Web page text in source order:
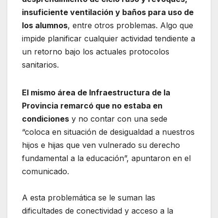
insuficiente ventilación y baños para uso de
los alumnos, entre otros problemas. Algo que
impide planificar cualquier actividad tendiente a
un retorno bajo los actuales protocolos
sanitarios.
El mismo área de Infraestructura de la
Provincia remarcó que no estaba en
condiciones y no contar con una sede
“coloca en situación de desigualdad a nuestros
hijos e hijas que ven vulnerado su derecho
fundamental a la educación”, apuntaron en el
comunicado.
A esta problemática se le suman las
dificultades de conectividad y acceso a la